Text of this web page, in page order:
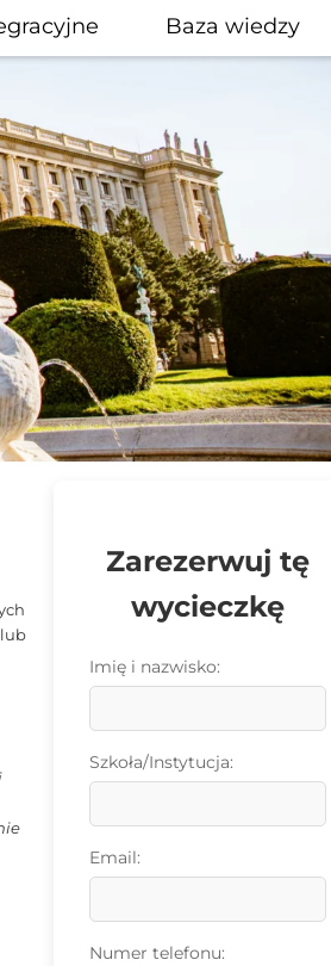
Baza wiedzy
Zarezerwuj tę
wycieczkę
Imię i nazwisko:
Szkoła/Instytucja:
Email:
Numer telefonu: